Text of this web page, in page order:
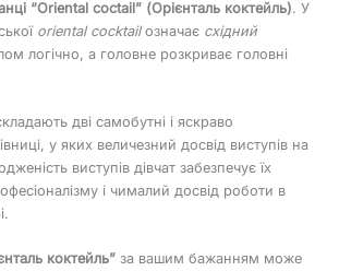
“Оriental coctail” (Орієнталь коктейль). У
oriental cocktailозначає східний
логічно, а головне розкриває головні
дві самобутні і яскраво
у яких величезний досвід виступів на
виступів дівчат забезпечує їх
і чималий досвід роботи в
коктейль” за вашим бажанням може